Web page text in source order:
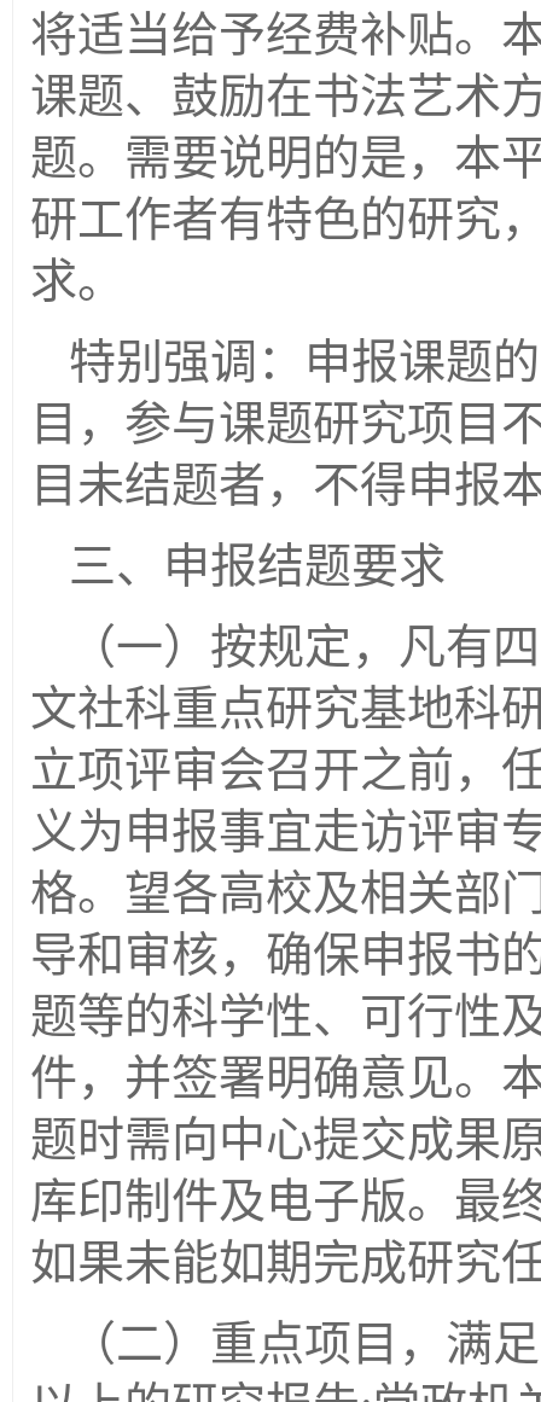
将适当给予经费补贴。
课题、鼓励在书法艺术
题。需要说明的是，本
研工作者有特色的研究
求。
特别强调：申报课题
目，参与课题研究项目
目未结题者，不得申报
三、申报结题要求
（一）按规定，凡有
文社科重点研究基地科
立项评审会召开之前，
义为申报事宜走访评审
格。望各高校及相关部
导和审核，确保申报书
题等的科学性、可行性
件，并签署明确意见。
题时需向中心提交成果
库印制件及电子版。最
如果未能如期完成研究
（二）重点项目，满